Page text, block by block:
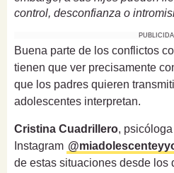
control, desconfianza o
Buena parte de los conflictos
tienen que ver precisamente
que los padres quieren
adolescentes interpretan.
Cristina Cuadrillero,
Instagram
de estas situaciones desde los